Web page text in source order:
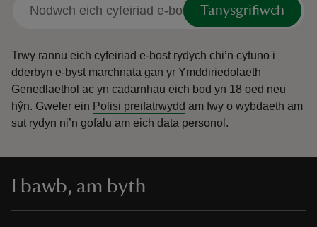
Tanysgrifiwch
Trwy rannu eich cyfeiriad e-bost rydych chi’n cytuno i
dderbyn e-byst marchnata gan yr Ymddiriedolaeth
Genedlaethol ac yn cadarnhau eich bod yn 18 oed neu
hŷn. Gweler ein Polisi preifatrwydd am fwy o wybdaeth am
sut rydyn ni’n gofalu am eich data personol.
I bawb, am byth